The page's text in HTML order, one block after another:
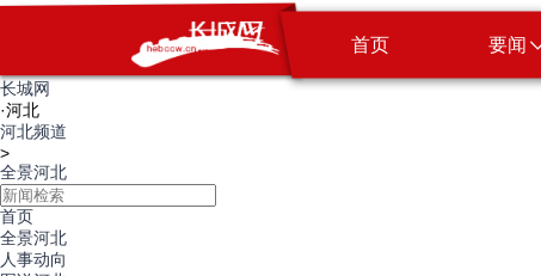
首页 要闻
长城网
·河北
河北频道
>
全景河北
首页
全景河北
人事动向